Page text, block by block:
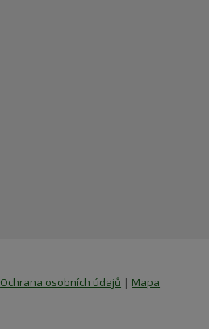
Ochrana osobních údajů | Mapa